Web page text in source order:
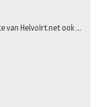
van Helvoirt.net ook …